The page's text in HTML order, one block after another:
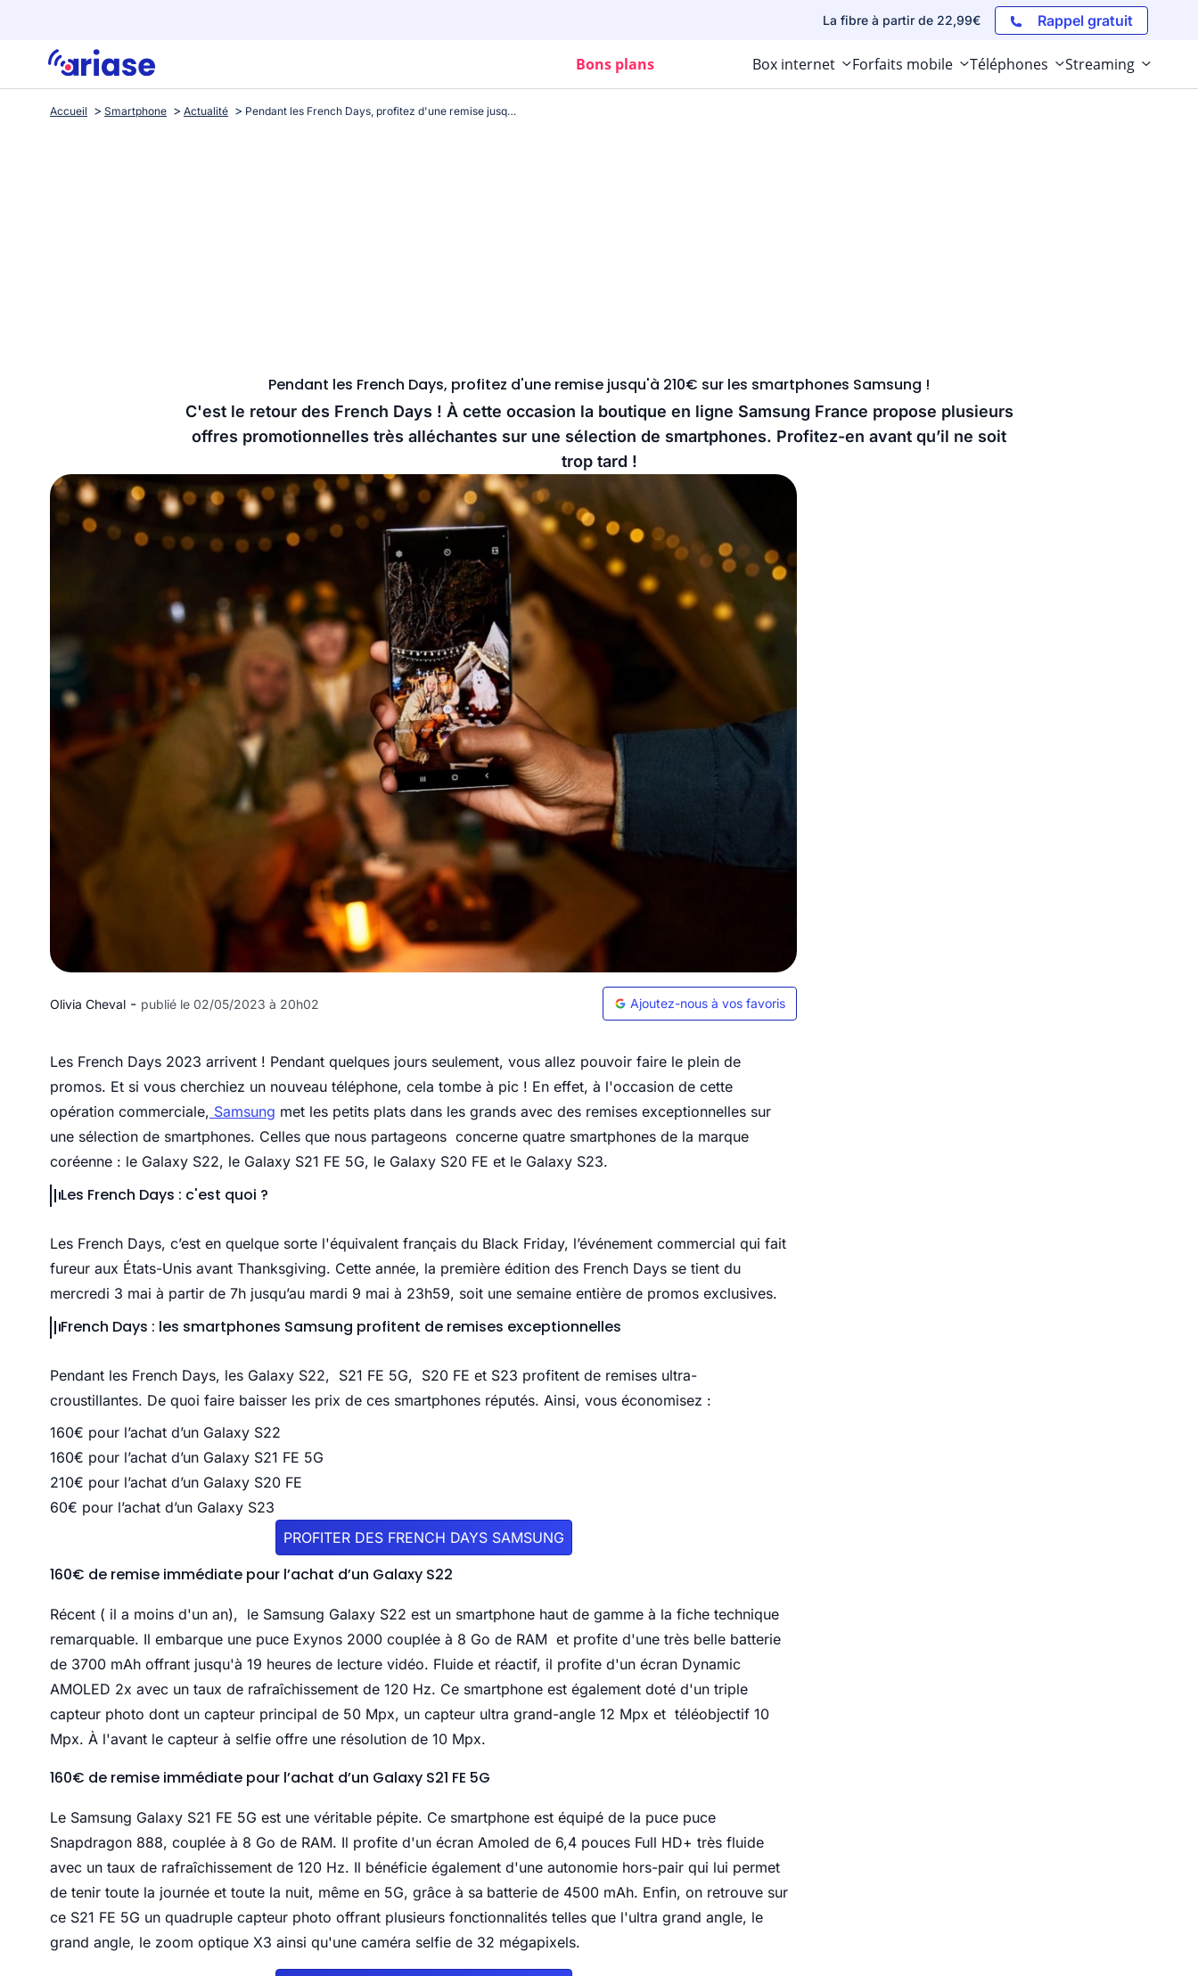
La fibre à partir de 22,99€ Rappel gratuit
Bons plans Box internet Forfaits mobile Téléphones Streaming
Accueil Smartphone Actualité Pendant les French Days, profitez d'une remise jusqu'à 210€ sur les smartphones Samsung !
Pendant les French Days, profitez d'une remise jusqu'à 210€ sur les smartphones Samsung !
C'est le retour des French Days ! À cette occasion la boutique en ligne Samsung France propose plusieurs
offres promotionnelles très alléchantes sur une sélection de smartphones. Profitez-en avant qu’il ne soit
trop tard !
Olivia Cheval - publié le 02/05/2023 à 20h02 Ajoutez-nous à vos favoris
Les French Days 2023 arrivent ! Pendant quelques jours seulement, vous allez pouvoir faire le plein de
promos. Et si vous cherchiez un nouveau téléphone, cela tombe à pic ! En effet, à l'occasion de cette
opération commerciale, Samsung met les petits plats dans les grands avec des remises exceptionnelles sur
une sélection de smartphones. Celles que nous partageons concerne quatre smartphones de la marque
coréenne : le Galaxy S22, le Galaxy S21 FE 5G, le Galaxy S20 FE et le Galaxy S23.
Les French Days : c'est quoi ?
Les French Days, c’est en quelque sorte l'équivalent français du Black Friday, l’événement commercial qui fait
fureur aux États-Unis avant Thanksgiving. Cette année, la première édition des French Days se tient du
mercredi 3 mai à partir de 7h jusqu’au mardi 9 mai à 23h59, soit une semaine entière de promos exclusives.
French Days : les smartphones Samsung profitent de remises exceptionnelles
Pendant les French Days, les Galaxy S22, S21 FE 5G, S20 FE et S23 profitent de remises ultra-
croustillantes. De quoi faire baisser les prix de ces smartphones réputés. Ainsi, vous économisez :
160€ pour l’achat d’un Galaxy S22
160€ pour l’achat d’un Galaxy S21 FE 5G
210€ pour l’achat d’un Galaxy S20 FE
60€ pour l’achat d’un Galaxy S23
PROFITER DES FRENCH DAYS SAMSUNG
160€ de remise immédiate pour l’achat d’un Galaxy S22
Récent ( il a moins d'un an), le Samsung Galaxy S22 est un smartphone haut de gamme à la fiche technique
remarquable. Il embarque une puce Exynos 2000 couplée à 8 Go de RAM et profite d'une très belle batterie
de 3700 mAh offrant jusqu'à 19 heures de lecture vidéo. Fluide et réactif, il profite d'un écran Dynamic
AMOLED 2x avec un taux de rafraîchissement de 120 Hz. Ce smartphone est également doté d'un triple
capteur photo dont un capteur principal de 50 Mpx, un capteur ultra grand-angle 12 Mpx et téléobjectif 10
Mpx. À l'avant le capteur à selfie offre une résolution de 10 Mpx.
160€ de remise immédiate pour l’achat d’un Galaxy S21 FE 5G
Le Samsung Galaxy S21 FE 5G est une véritable pépite. Ce smartphone est équipé de la puce puce
Snapdragon 888, couplée à 8 Go de RAM. Il profite d'un écran Amoled de 6,4 pouces Full HD+ très fluide
avec un taux de rafraîchissement de 120 Hz. Il bénéficie également d'une autonomie hors-pair qui lui permet
de tenir toute la journée et toute la nuit, même en 5G, grâce à sa batterie de 4500 mAh. Enfin, on retrouve sur
ce S21 FE 5G un quadruple capteur photo offrant plusieurs fonctionnalités telles que l'ultra grand angle, le
grand angle, le zoom optique X3 ainsi qu'une caméra selfie de 32 mégapixels.